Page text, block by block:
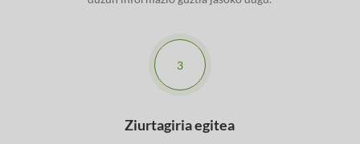
3
Ziurtagiria egitea